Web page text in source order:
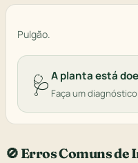
Pulgão.
🩺A planta está
Faça um
🚫 Erros Comuns de